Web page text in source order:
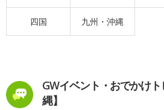
四国 九州・沖縄
GWイベント・おでかけ
縄】